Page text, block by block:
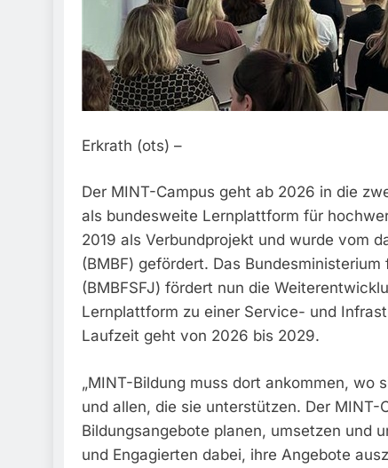
Erkrath (ots) –
Der MINT-Campus geht ab 2026 in die
als bundesweite Lernplattform für
2019 als Verbundprojekt und wurde vom
(BMBF) gefördert. Das
(BMBFSFJ) fördert nun die
Lernplattform zu einer Service- und
Laufzeit geht von 2026 bis 2029.
„MINT-Bildung muss dort ankommen, wo
und allen, die sie unterstützen. Der
Bildungsangebote planen, umsetzen und
und Engagierten dabei, ihre Angebote